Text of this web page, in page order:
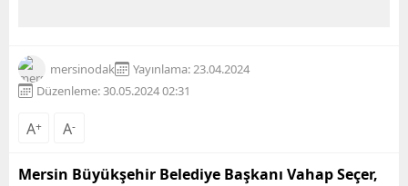
mersinodak
Yayınlama: 23.04.2024
Düzenleme: 30.05.2024 02:31
A+ A-
Mersin Büyükşehir Belediye Başkanı Vahap Seçer,